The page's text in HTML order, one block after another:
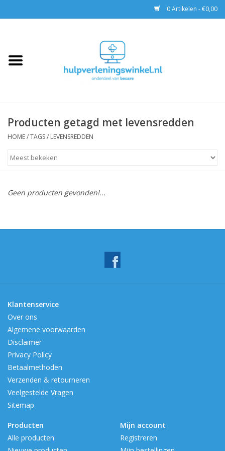
0 Artikelen - €0,00
EHBO
Pax tassen
Trainingen
Producten getagd met levensredden
HOME/TAGS/ LEVENSREDDEN
Geen producten gevonden!...
Klantenservice
Over ons
Algemene voorwaarden
Disclaimer
Privacy Policy
Betaalmethoden
Verzenden & retourneren
Veelgestelde Vragen
Sitemap
Producten
Alle producten
Mijn account
Registreren